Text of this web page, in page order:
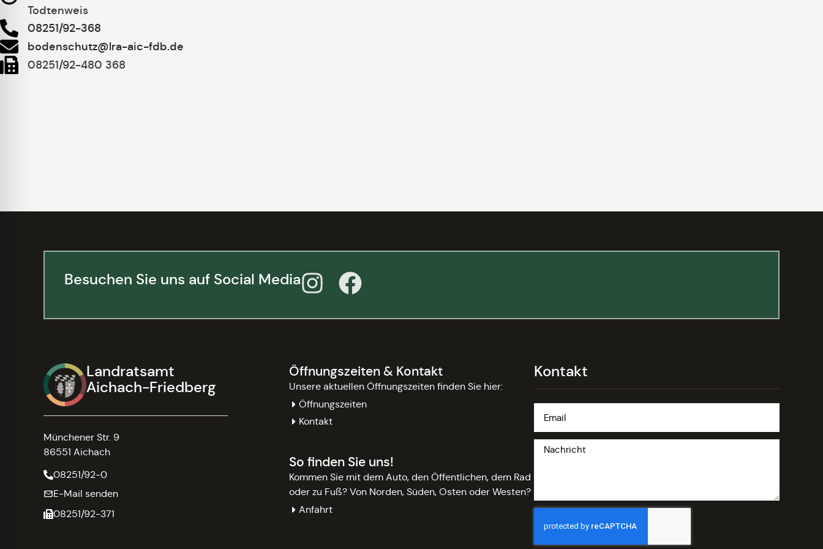
Todtenweis
08251/92-368
bodenschutz@lra-aic-fdb.de
08251/92-480 368
Besuchen Sie uns auf Social Media
Landratsamt
Aichach-Friedberg
Münchener Str. 9
86551 Aichach
08251/92-0
E-Mail senden
08251/92-371
Öffnungszeiten & Kontakt
Unsere aktuellen Öffnungszeiten finden Sie hier:
Öffnungszeiten
Kontakt
So finden Sie uns!
Kommen Sie mit dem Auto, den Öffentlichen, dem Rad
oder zu Fuß? Von Norden, Süden, Osten oder Westen?
Anfahrt
Kontakt